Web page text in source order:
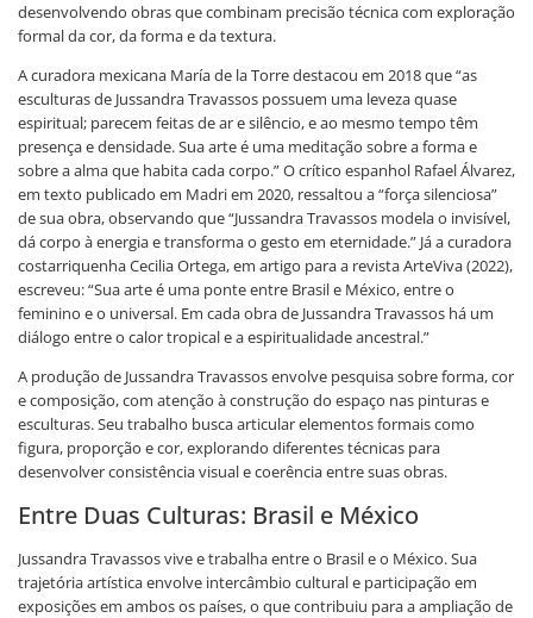
desenvolvendo obras que combinam precisão técnica com exploração
formal da cor, da forma e da textura.
A curadora mexicana María de la Torre destacou em 2018 que “as
esculturas de Jussandra Travassos possuem uma leveza quase
espiritual; parecem feitas de ar e silêncio, e ao mesmo tempo têm
presença e densidade. Sua arte é uma meditação sobre a forma e
sobre a alma que habita cada corpo.” O crítico espanhol Rafael Álvarez,
em texto publicado em Madri em 2020, ressaltou a “força silenciosa”
de sua obra, observando que “Jussandra Travassos modela o invisível,
dá corpo à energia e transforma o gesto em eternidade.” Já a curadora
costarriquenha Cecilia Ortega, em artigo para a revista ArteViva (2022),
escreveu: “Sua arte é uma ponte entre Brasil e México, entre o
feminino e o universal. Em cada obra de Jussandra Travassos há um
diálogo entre o calor tropical e a espiritualidade ancestral.”
A produção de Jussandra Travassos envolve pesquisa sobre forma, cor
e composição, com atenção à construção do espaço nas pinturas e
esculturas. Seu trabalho busca articular elementos formais como
figura, proporção e cor, explorando diferentes técnicas para
desenvolver consistência visual e coerência entre suas obras.
Entre Duas Culturas: Brasil e México
Jussandra Travassos vive e trabalha entre o Brasil e o México. Sua
trajetória artística envolve intercâmbio cultural e participação em
exposições em ambos os países, o que contribuiu para a ampliação de